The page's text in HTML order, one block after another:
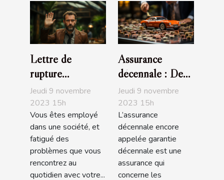
Lettre de
rupture
conventionnelle :
que faut-il
savoir ?
Jeudi 9 novembre
2023 15h
Vous êtes employé
dans une société, et
fatigué des
problèmes que vous
rencontrez au
quotidien avec votre...
Assurance
décennale : De
quoi s’agit-il ?
Jeudi 9 novembre
2023 15h
L’assurance
décennale encore
appelée garantie
décennale est une
assurance qui
concerne les